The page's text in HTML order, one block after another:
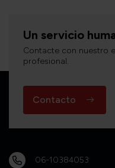
Un servicio
Contacte con nuestro
profesional.
Contacto
06-10384053